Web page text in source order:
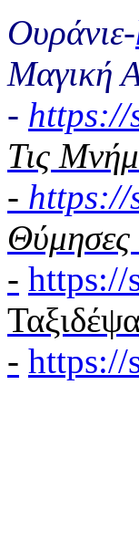
Ουράνιε-
Μαγική
- https://
Τις
- https://
- https://
- https://